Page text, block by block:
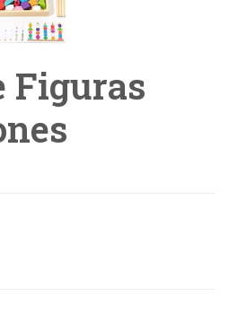
Figuras